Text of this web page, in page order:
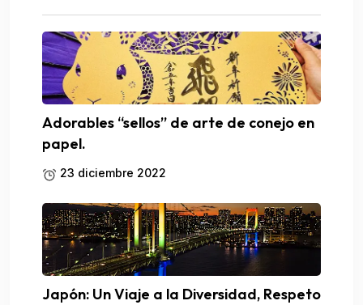
Adorables “sellos” de arte de conejo en
papel.
23 diciembre 2022
Japón: Un Viaje a la Diversidad, Respeto